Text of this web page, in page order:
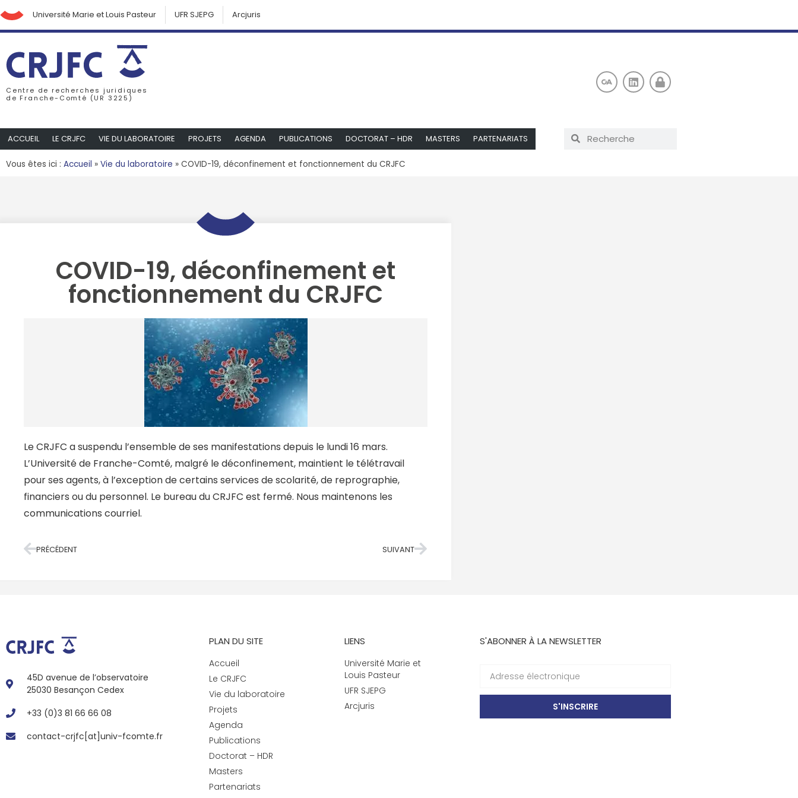
Université Marie et Louis Pasteur UFR SJEPG Arcjuris
Centre de recherches juridiques
de Franche-Comté (UR 3225)
ACCUEIL LE CRJFC VIE DU LABORATOIRE PROJETS AGENDA PUBLICATIONS DOCTORAT – HDR MASTERS PARTENARIATS
Vous êtes ici : Accueil » Vie du laboratoire » COVID-19, déconfinement et fonctionnement du CRJFC
COVID-19, déconfinement et
fonctionnement du CRJFC
Le CRJFC a suspendu l’ensemble de ses manifestations depuis le lundi 16 mars.
L’Université de Franche-Comté, malgré le déconfinement, maintient le télétravail
pour ses agents, à l’exception de certains services de scolarité, de reprographie,
financiers ou du personnel. Le bureau du CRJFC est fermé. Nous maintenons les
communications courriel.
PRÉCÉDENT SUIVANT
45D avenue de l’observatoire
25030 Besançon Cedex
+33 (0)3 81 66 66 08
contact-crjfc[at]univ-fcomte.fr
PLAN DU SITE
Accueil
Le CRJFC
Vie du laboratoire
Projets
Agenda
Publications
Doctorat – HDR
Masters
Partenariats
LIENS
Université Marie et
Louis Pasteur
UFR SJEPG
Arcjuris
S'ABONNER À LA NEWSLETTER
S'INSCRIRE